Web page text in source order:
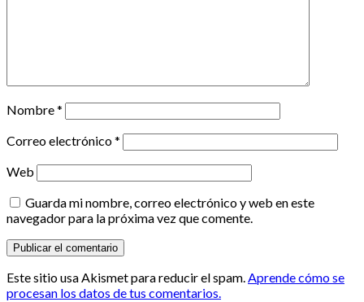
Nombre*
Correo electrónico*
Web
Guarda mi nombre, correo electrónico y web en este
navegador para la próxima vez que comente.
Este sitio usa Akismet para reducir el spam.Aprende cómo se
procesan los datos de tus comentarios.